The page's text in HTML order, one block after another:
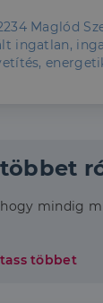
Maglód
ingatlan,
mindig
többet